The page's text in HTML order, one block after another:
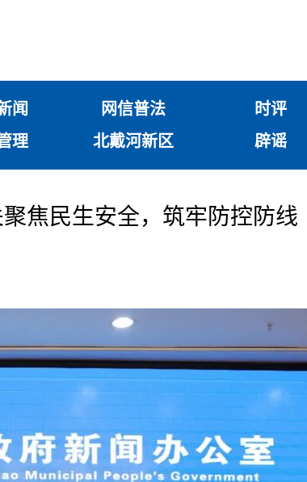
闻 网信普法 时评
理 北戴河新区 辟谣
焦民生安全，筑牢防控防线